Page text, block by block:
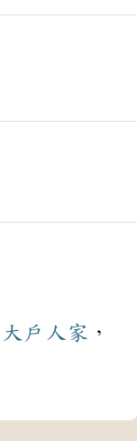
大戶人家 ，